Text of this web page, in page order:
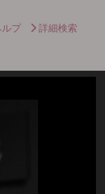
ト
ュ
プ 詳細検索